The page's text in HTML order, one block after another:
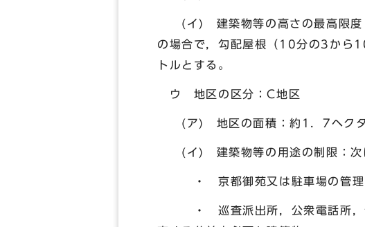
(イ) 建築物等の高さの最高限度：
の場合で，勾配屋根（10分の3から
トルとする。
ウ 地区の区分：C地区
(ア) 地区の面積：約1．7ヘクタ
(イ) 建築物等の用途の制限：次
・ 京都御苑又は駐車場の管理
・ 巡査派出所，公衆電話所，公